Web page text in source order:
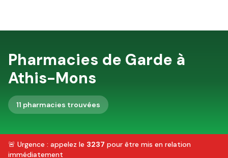
Pharmacies de Garde à
Athis-Mons
11 pharmacies trouvées
🚨 Urgence : appelez le 3237 pour être mis en relation
immédiatement